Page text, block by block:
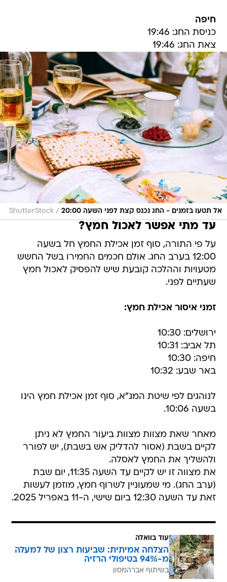
חיפה
כניסת החג: 19:46
צאת החג: 19:46
אל תטעו בזמנים - החג נכנס קצת לפני השעה 20:00 /
ShutterStock
עד מתי אפשר לאכול חמץ?
על פי התורה, סוף זמן אכילת החמץ חל בשעה
12:00 בערב החג. אולם חכמים החמירו בשל החשש
מטעויות וההלכה קובעת שיש להפסיק לאכול חמץ
שעתיים לפני.
זמני איסור אכילת חמץ:
ירושלים: 10:30
תל אביב: 10:31
חיפה: 10:30
באר שבע: 10:32
לנוהגים לפי שיטת המג"א, סוף זמן אכילת חמץ הינו
בשעה 10:06.
מאחר שאת מצוות מצוות ביעור החמץ לא ניתן
לקיים בשבת (אסור להדליק אש בשבת), יש לפורר
ולהשליך את החמץ לאסלה.
את מצווה זו יש לקיים עד השעה 11:35, יום שבת
(ערב החג). מי שמעוניין לשרוף חמץ, מוזמן לעשות
זאת עד השעה 12:30 ביום שישי, ה-11 באפריל 2025.
עוד בוואלה
הצלחה אמיתית: שביעות רצון של למעלה
מ-94% בטיפולי הרזיה
בשיתוף אברהמסון